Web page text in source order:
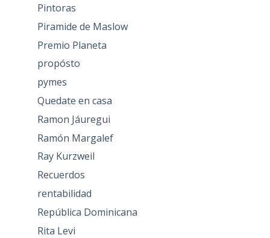
Pintoras
Piramide de Maslow
Premio Planeta
propósto
pymes
Quedate en casa
Ramon Jáuregui
Ramón Margalef
Ray Kurzweil
Recuerdos
rentabilidad
República Dominicana
Rita Levi